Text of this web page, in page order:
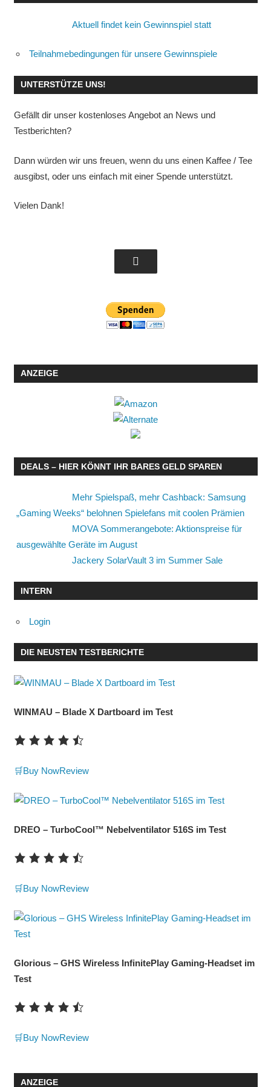
Aktuell findet kein Gewinnspiel statt
Teilnahmebedingungen für unsere Gewinnspiele
UNTERSTÜTZE UNS!
Gefällt dir unser kostenloses Angebot an News und
Testberichten?
Dann würden wir uns freuen, wenn du uns einen Kaffee / Tee
ausgibst, oder uns einfach mit einer Spende unterstützt.
Vielen Dank!
ANZEIGE
DEALS – HIER KÖNNT IHR BARES GELD SPAREN
Mehr Spielspaß, mehr Cashback: Samsung
„Gaming Weeks“ belohnen Spielefans mit coolen Prämien
MOVA Sommerangebote: Aktionspreise für
ausgewählte Geräte im August
Jackery SolarVault 3 im Summer Sale
INTERN
Login
DIE NEUSTEN TESTBERICHTE
WINMAU – Blade X Dartboard im Test
🛒Buy NowReview
DREO – TurboCool™ Nebelventilator 516S im Test
🛒Buy NowReview
Glorious – GHS Wireless InfinitePlay Gaming-Headset im
Test
🛒Buy NowReview
ANZEIGE